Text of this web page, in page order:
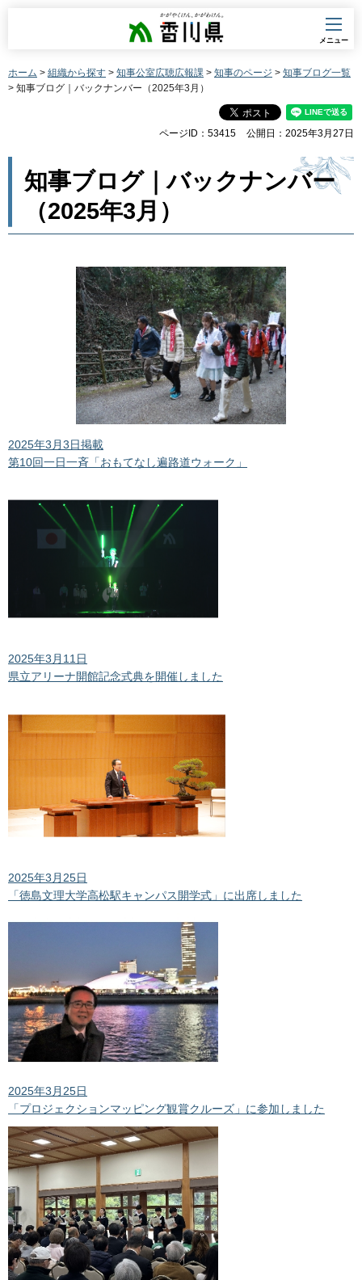
香川県
メニュー
ホーム > 組織から探す > 知事公室広聴広報課 > 知事のページ > 知事ブログ一覧
> 知事ブログ｜バックナンバー（2025年3月）
ページID：53415 公開日：2025年3月27日
知事ブログ｜バックナンバー
（2025年3月）
2025年3月3日掲載
第10回一日一斉「おもてなし遍路道ウォーク」
2025年3月11日
県立アリーナ開館記念式典を開催しました
2025年3月25日
「徳島文理大学高松駅キャンパス開学式」に出席しました
2025年3月25日
「プロジェクションマッピング観賞クルーズ」に参加しました